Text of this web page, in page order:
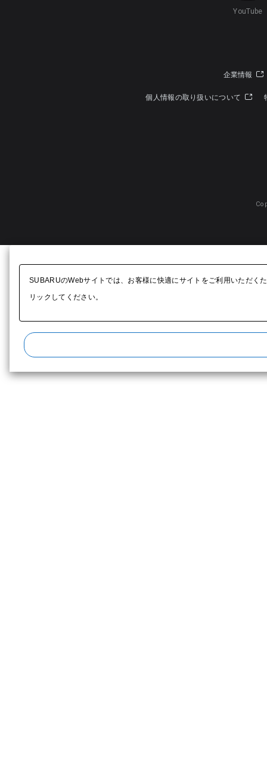
YouTube
企業情報
個人情報の取り扱いについて
SUBARUのWebサイトでは、お客様に快適にサイトをご利用いただく
リックしてください。​